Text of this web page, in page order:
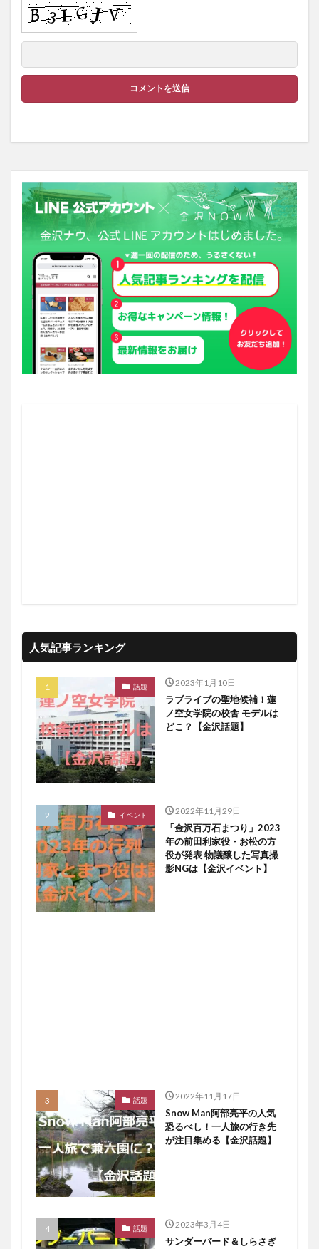
人気記事ランキング
話題 2023年1月10日
ラブライブの聖地候補！蓮
ノ空女学院の校舎 モデルは
どこ？【金沢話題】
イベント 2022年11月29日
「金沢百万石まつり」2023
年の前田利家役・お松の方
役が発表 物議醸した写真撮
影NGは【金沢イベント】
話題 2022年11月17日
Snow Man阿部亮平の人気
恐るべし！一人旅の行き先
が注目集める【金沢話題】
話題 2023年3月4日
サンダーバード＆しらさぎ